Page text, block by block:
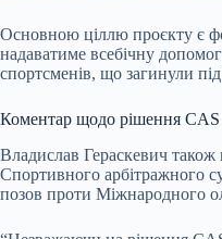
Основною ціллю проєкту є
надаватиме всебічну
спортсменів, що загинули
Коментар щодо рішення CAS
Владислав Гераскевич
Спортивного арбітражного
позов проти Міжнародного